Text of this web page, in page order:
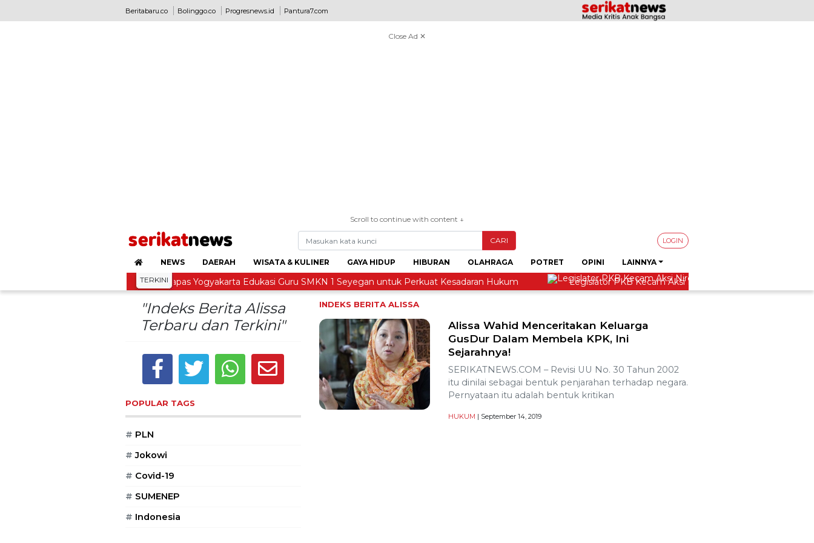
Beritabaru.co Bolinggo.co Progresnews.id Pantura7.com
Close Ad ✕
Scroll to continue with content ↓
CARI LOGIN
NEWS DAERAH WISATA & KULINER GAYA HIDUP HIBURAN OLAHRAGA POTRET OPINI
LAINNYA
TERKINI
Bapas Yogyakarta Edukasi Guru SMKN 1 Seyegan untuk Perkuat Kesadaran Hukum Legislator PKB Kecam Aksi Nirempati Nakes ke Pasien BPJS,
INDEKS BERITA ALISSA
Alissa Wahid Menceritakan Keluarga
GusDur Dalam Membela KPK, Ini
Sejarahnya!
SERIKATNEWS.COM – Revisi UU No. 30 Tahun 2002
itu dinilai sebagai bentuk penjarahan terhadap negara.
Pernyataan itu adalah bentuk kritikan
HUKUM | September 14, 2019
"Indeks Berita Alissa
Terbaru dan Terkini"
POPULAR TAGS
# PLN
# Jokowi
# Covid-19
# SUMENEP
# Indonesia